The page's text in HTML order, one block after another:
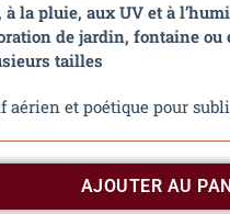
à la pluie, aux UV et à
de jardin, fontaine ou
tailles
et poétique pour
AJOUTER AU